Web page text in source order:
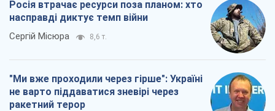
Росія втрачає ресурси поза планом: хто
насправді диктує темп війни
Сергій Місюра 8,6 т.
"Ми вже проходили через гірше": Україні
не варто піддаватися зневірі через
ракетний терор